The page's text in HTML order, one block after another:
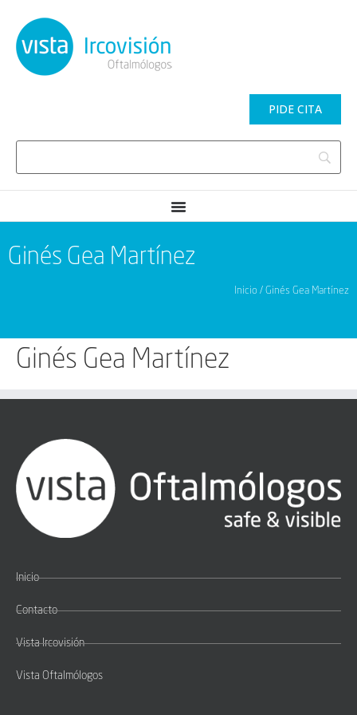
PIDE CITA
Ginés Gea Martínez
Inicio / Ginés Gea Martínez
Ginés Gea Martínez
Inicio
Contacto
Vista Ircovisión
Vista Oftalmólogos